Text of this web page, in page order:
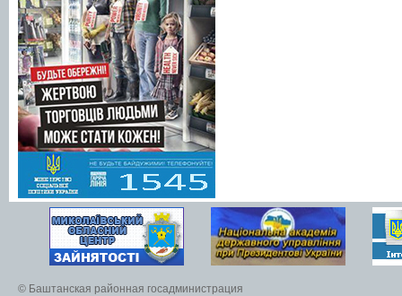
© Баштанская районная госадминистрация